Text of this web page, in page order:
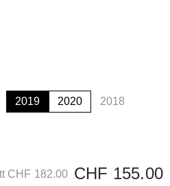
2019 2020 2018
CHF 182.00 CHF 155.00